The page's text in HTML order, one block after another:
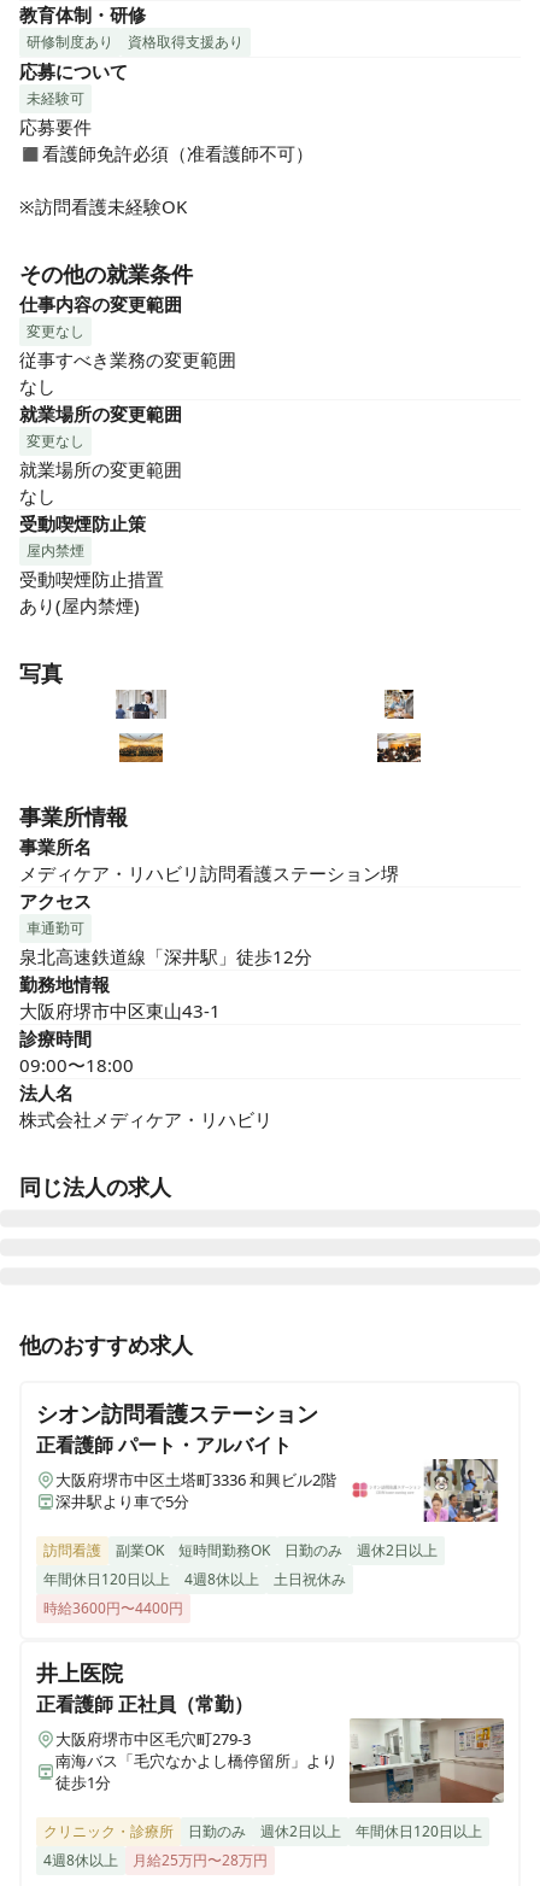
教育体制・研修
研修制度あり 資格取得支援あり
応募について
未経験可
応募要件
◼︎看護師免許必須（准看護師不可）
※訪問看護未経験OK
その他の就業条件
仕事内容の変更範囲
変更なし
従事すべき業務の変更範囲
なし
就業場所の変更範囲
変更なし
就業場所の変更範囲
なし
受動喫煙防止策
屋内禁煙
受動喫煙防止措置
あり(屋内禁煙)
写真
事業所情報
事業所名
メディケア・リハビリ訪問看護ステーション堺
アクセス
車通勤可
泉北高速鉄道線「深井駅」徒歩12分
勤務地情報
大阪府堺市中区東山43-1
診療時間
09:00〜18:00
法人名
株式会社メディケア・リハビリ
同じ法人の求人
大阪府東大阪市永和一丁目23-27
メディケア・リハビリ訪問看護ステーション松阪
三重県松阪市新町810-1 デイセンターリハビリプラザなでしこ3階
デイセンター リハビリプラザ深野 ​​​​​​
デイセンター リハビリプラザなでしこ
三重県松阪市新町810-1
他のおすすめ求人
シオン訪問看護ステーション
正看護師パート・アルバイト
大阪府堺市中区土塔町3336 和興ビル2階
深井駅より車で5分
訪問看護 副業OK 短時間勤務OK 日勤のみ
週休2日以上
年間休日120日以上
4週8休以上
土日祝休み
時給3600円〜4400円
井上医院
正看護師正社員（常勤）
大阪府堺市中区毛穴町279-3
南海バス「毛穴なかよし橋停留所」より
徒歩1分
クリニック・診療所 日勤のみ 週休2日以上
年間休日120日以上
4週8休以上
月給25万円〜28万円